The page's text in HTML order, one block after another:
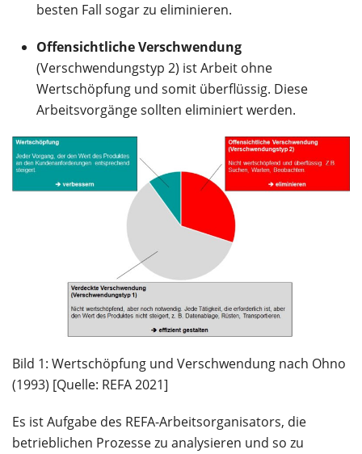
besten Fall sogar zu eliminieren.
Offensichtliche Verschwendung
(Verschwendungstyp 2) ist Arbeit ohne
Wertschöpfung und somit überflüssig. Diese
Arbeitsvorgänge sollten eliminiert werden.
Bild 1: Wertschöpfung und Verschwendung nach Ohno
(1993) [Quelle: REFA 2021]
Es ist Aufgabe des REFA-Arbeitsorganisators, die
betrieblichen Prozesse zu analysieren und so zu